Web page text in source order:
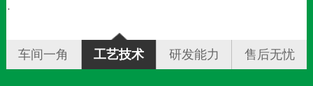
车间一角 工艺技术 研发能力 售后无忧